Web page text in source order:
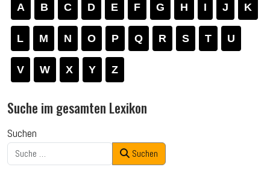
A B C D E F G H I J K
L M N O P Q R S T U
V W X Y Z
Suche im gesamten Lexikon
Suchen
Suchen